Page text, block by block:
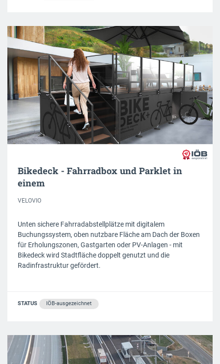
Bikedeck - Fahrradbox und Parklet in
einem
VELOVIO
Unten sichere Fahrradabstellplätze mit digitalem
Buchungssystem, oben nutzbare Fläche am Dach der Boxen
für Erholungszonen, Gastgarten oder PV-Anlagen - mit
Bikedeck wird Stadtfläche doppelt genutzt und die
Radinfrastruktur gefördert.
STATUS IÖB-ausgezeichnet